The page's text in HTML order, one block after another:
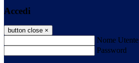
Accedi
button close ×
Nome Utente
Password